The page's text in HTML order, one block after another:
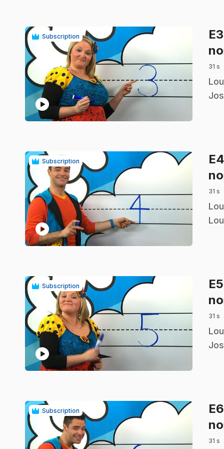
Subscription
play_circle
E3
31 s
.
Subscription
play_circle
E4
31 s
.
Subscription
play_circle
E5
31 s
.
Subscription E6
31 s